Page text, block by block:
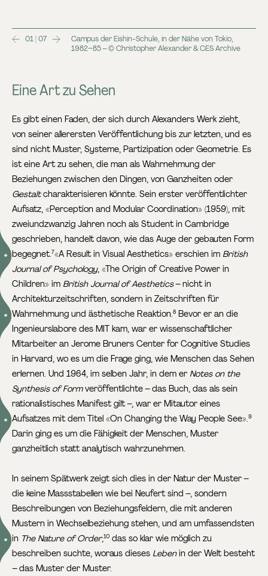
01 | 07
Campus der Eishin-Schule, in der Nähe von Tokio,
1982–85 – © Christopher Alexander & CES Archive
Eine Art zu Sehen
Es gibt einen Faden, der sich durch Alexanders Werk zieht,
von seiner allerersten Veröffentlichung bis zur letzten, und es
sind nicht Muster, Systeme, Partizipation oder Geometrie. Es
ist eine Art zu sehen, die man als Wahrnehmung der
Beziehungen zwischen den Dingen, von Ganzheiten oder
Gestaltcharakterisieren könnte. Sein erster veröffentlichter
Aufsatz, «Perception and Modular Coordination» (1959), mit
zweiundzwanzig Jahren noch als Student in Cambridge
geschrieben, handelt davon, wie das Auge der gebauten Form
begegnet.7«A Result in Visual Aesthetics» erschien im British
Journal of Psychology, «The Origin of Creative Power in
Children» im British Journal of Aesthetics– nicht in
Architekturzeitschriften, sondern in Zeitschriften für
Wahrnehmung und ästhetische Reaktion.8 Bevor er an die
Ingenieurslabore des MIT kam, war er wissenschaftlicher
Mitarbeiter an Jerome Bruners Center for Cognitive Studies
in Harvard, wo es um die Frage ging, wie Menschen das Sehen
erlernen. Und 1964, im selben Jahr, in dem er Notes on the
Synthesis of Formveröffentlichte – das Buch, das als sein
rationalistisches Manifest gilt –, war er Mitautor eines
Aufsatzes mit dem Titel «On Changing the Way People See».9
Darin ging es um die Fähigkeit der Menschen, Muster
ganzheitlich statt analytisch wahrzunehmen.
In seinem Spätwerk zeigt sich dies in der Natur der Muster –
die keine Massstabellen wie bei Neufert sind –, sondern
Beschreibungen von Beziehungsfeldern, die mit anderen
Mustern in Wechselbeziehung stehen, und am umfassendsten
in The Nature of Order,10 das so klar wie möglich zu
beschreiben suchte, woraus dieses Lebenin der Welt besteht
– das Muster der Muster.